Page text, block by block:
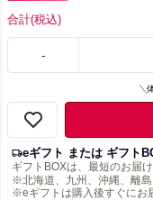
合計(税込)
-
eギフト または ギフト
ギフトBOXは、最短のお届け
※北海道、九州、沖縄、離
※eギフトは購入後すぐにお